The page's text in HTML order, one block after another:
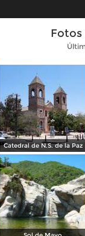
Fotos
Catedral de N.S. de la Paz